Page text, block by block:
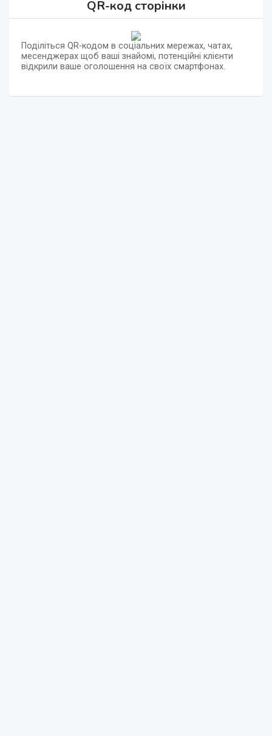
QR-код сторінки
Поділіться QR-кодом в соціальних мережах, чатах,
месенджерах щоб ваші знайомі, потенційні клієнти
відкрили ваше оголошення на своїх смартфонах.